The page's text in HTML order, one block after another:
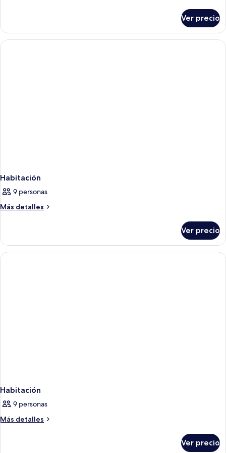
Ver precio
Habitación
9 personas
Más detalles
Más
Ver precio
Habitación
9 personas
Más detalles
Más
Ver precio